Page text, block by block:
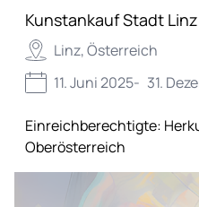
Kunstankauf Stadt Linz
Linz, Österreich
11. Juni 2025- 31.
Einreichberechtigte:
Oberösterreich